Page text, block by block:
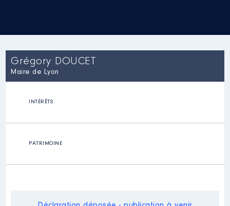
Grégory DOUCET
Maire de Lyon
INTÉRÊTS
PATRIMOINE